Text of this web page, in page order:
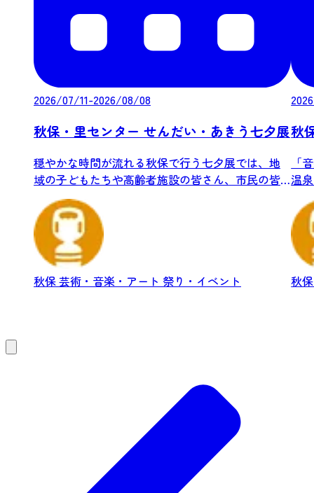
2026/07/11-2026/08/08
秋保・里センター せんだい・あきう七夕展
穏やかな時間が流れる秋保で行う七夕展では、地
域の子どもたちや高齢者施設の皆さん、市民の皆
さんか...
秋保芸術・音楽・アート 祭り・イベント
秋
「
温
秋